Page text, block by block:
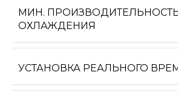
МИН.
ОХЛАЖДЕНИЯ
УСТАНОВКА РЕАЛЬНОГО